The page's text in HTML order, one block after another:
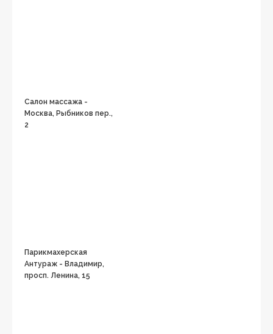
Салон массажа -
Москва, Рыбников пер.,
2
Парикмахерская
Антураж - Владимир,
просп. Ленина, 15